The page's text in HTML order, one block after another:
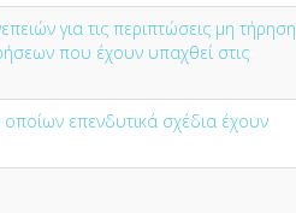
για τις περιπτώσεις μη
που έχουν υπαχθεί στις
επενδυτικά σχέδια έχουν